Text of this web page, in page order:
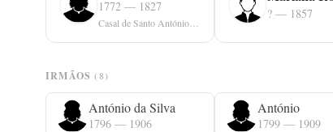
1772 — 1827 ? — 1857
IRMÃOS(8)
António da Silva
1796 — 1906
António
1799 — 1909